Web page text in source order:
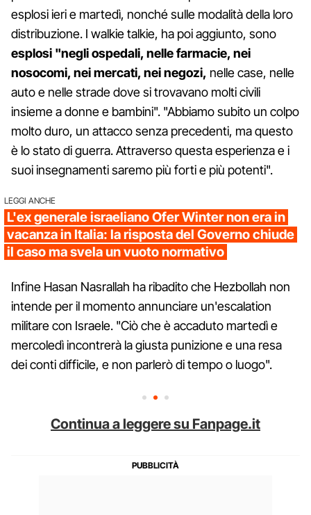
esplosi ieri e martedì, nonché sulle modalità della loro
distribuzione. I walkie talkie, ha poi aggiunto, sono
esplosi "negli ospedali, nelle farmacie, nei
nosocomi, nei mercati, nei negozi, nelle case, nelle
auto e nelle strade dove si trovavano molti civili
insieme a donne e bambini". "Abbiamo subito un colpo
molto duro, un attacco senza precedenti, ma questo
è lo stato di guerra. Attraverso questa esperienza e i
suoi insegnamenti saremo più forti e più potenti".
LEGGI ANCHE
L'ex generale israeliano Ofer Winter non era in
vacanza in Italia: la risposta del Governo chiude
il caso ma svela un vuoto normativo
Infine Hasan Nasrallah ha ribadito che Hezbollah non
intende per il momento annunciare un'escalation
militare con Israele. "Ciò che è accaduto martedì e
mercoledì incontrerà la giusta punizione e una resa
dei conti difficile, e non parlerò di tempo o luogo".
Continua a leggere su Fanpage.it